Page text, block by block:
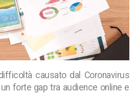
causato dal Coronavirus
forte gap tra audience online e